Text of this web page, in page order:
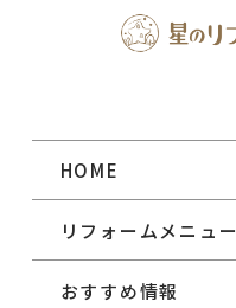
HOME
リフォームメニュー
おすすめ情報